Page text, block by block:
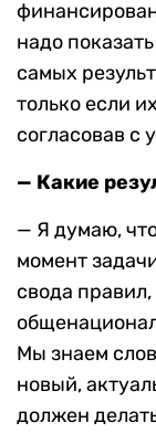
надо
самых
только если
согласовав с
— Какие
— Я думаю,
момент
свода
Мы знаем
новый,
должен